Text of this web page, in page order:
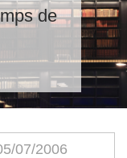
de
07/2006